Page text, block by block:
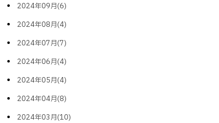
2024年09月(6)
2024年08月(4)
2024年07月(7)
2024年06月(4)
2024年05月(4)
2024年04月(8)
2024年03月(10)